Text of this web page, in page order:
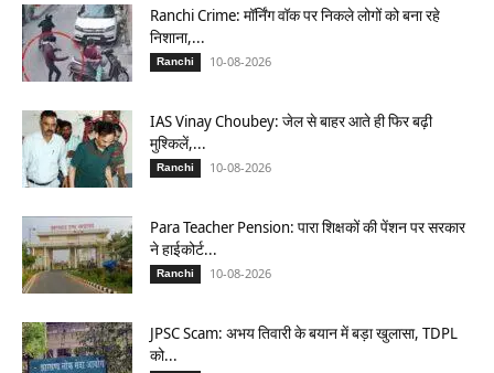
Ranchi Crime: मॉर्निंग वॉक पर निकले लोगों को बना रहे
निशाना,...
Ranchi 10-08-2026
IAS Vinay Choubey: जेल से बाहर आते ही फिर बढ़ी
मुश्किलें,...
Ranchi 10-08-2026
Para Teacher Pension: पारा शिक्षकों की पेंशन पर सरकार
ने हाईकोर्ट...
Ranchi 10-08-2026
JPSC Scam: अभय तिवारी के बयान में बड़ा खुलासा, TDPL
को...